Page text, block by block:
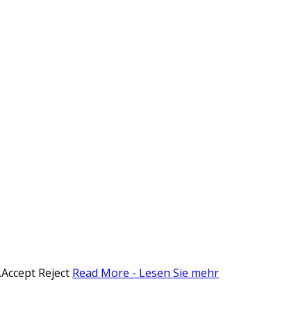
Accept Reject Read More - Lesen Sie mehr